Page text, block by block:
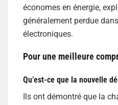
économes en énergie,
généralement perdue
électroniques.
Pour une meilleure
Qu’est-ce que la nouvelle
Ils ont démontré que la